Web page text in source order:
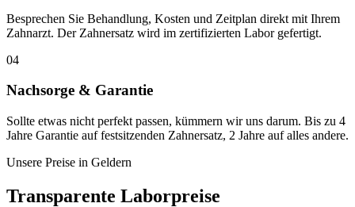
Besprechen Sie Behandlung, Kosten und Zeitplan direkt mit Ihrem
Zahnarzt. Der Zahnersatz wird im zertifizierten Labor gefertigt.
04
Nachsorge & Garantie
Sollte etwas nicht perfekt passen, kümmern wir uns darum. Bis zu 4
Jahre Garantie auf festsitzenden Zahnersatz, 2 Jahre auf alles andere.
Unsere Preise in Geldern
Transparente Laborpreise